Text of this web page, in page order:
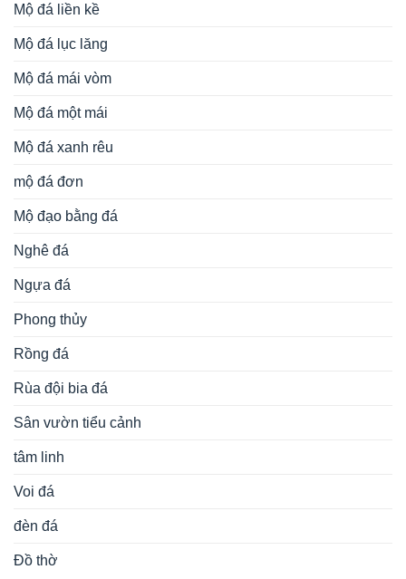
Mộ đá liền kề
Mộ đá lục lăng
Mộ đá mái vòm
Mộ đá một mái
Mộ đá xanh rêu
mộ đá đơn
Mộ đạo bằng đá
Nghê đá
Ngựa đá
Phong thủy
Rồng đá
Rùa đội bia đá
Sân vườn tiểu cảnh
tâm linh
Voi đá
đèn đá
Đồ thờ